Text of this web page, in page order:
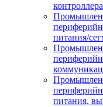
контроллера
питания/
питания,